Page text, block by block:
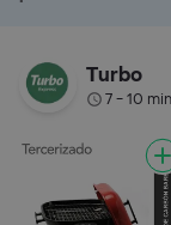
Turbo
7 - 10 min